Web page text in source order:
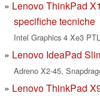
Lenovo ThinkPad
specifiche tecniche
Intel Graphics 4 Xe3
Lenovo IdeaPad
Adreno X2-45,
Lenovo ThinkPad